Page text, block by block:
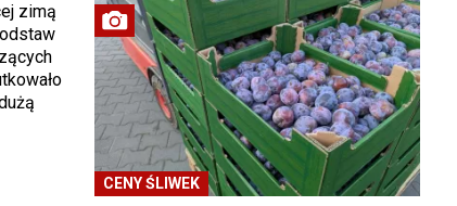
zimą
CENY ŚLIWEK